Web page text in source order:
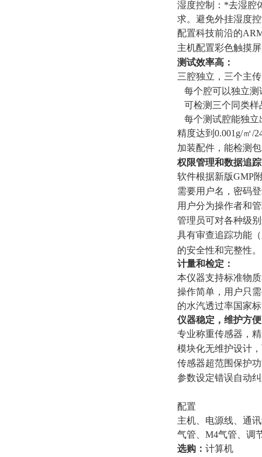
湿度控制：*去湿腔
求。避免外挂湿度
配置科技前沿的
主机配置彩色触摸
测试效率高：
三腔独立，三个主
每个腔可以独立测
可检测三个同类样
每个测试腔能独立
精度达到0.001g/㎡/
加装配件，能检测
权限管理和数据追踪
软件根据新版GMP
需要用户名，密码
用户分为操作者和
管理员可对各种级
具有审查追踪功能
的安全性和完整性。
计量和检定：
本仪器支持标准物
操作简单，用户只
的水汽透过率国家
仪器稳定，维护方便
专业称重传感器，
模块化无维护设计
传感器超范围保护
参数设定错误自动
配置
主机、电源线、通
气管、M4气管、调
选购： 计算机